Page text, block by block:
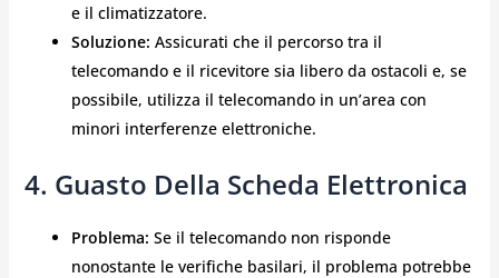
e il climatizzatore.
Soluzione: Assicurati che il percorso tra il
telecomando e il ricevitore sia libero da ostacoli e, se
possibile, utilizza il telecomando in un’area con
minori interferenze elettroniche.
4. Guasto Della Scheda Elettronica
Problema: Se il telecomando non risponde
nonostante le verifiche basilari, il problema potrebbe